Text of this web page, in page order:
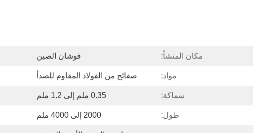
مكان المنشأ: فوشان الصين
مواد: صفائح من الفولاذ المقاوم للصدأ
سماكة: 0.35 ملم إلى 1.2 ملم
طول: 2000 إلى 4000 ملم